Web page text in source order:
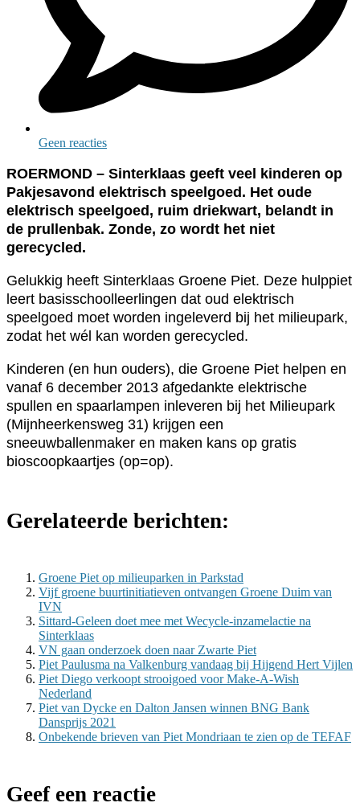
Geen reacties
ROERMOND – Sinterklaas geeft veel kinderen op
Pakjesavond elektrisch speelgoed. Het oude
elektrisch speelgoed, ruim driekwart, belandt in
de prullenbak. Zonde, zo wordt het niet
gerecycled.
Gelukkig heeft Sinterklaas Groene Piet. Deze hulppiet
leert basisschoolleerlingen dat oud elektrisch
speelgoed moet worden ingeleverd bij het milieupark,
zodat het wél kan worden gerecycled.
Kinderen (en hun ouders), die Groene Piet helpen en
vanaf 6 december 2013 afgedankte elektrische
spullen en spaarlampen inleveren bij het Milieupark
(Mijnheerkensweg 31) krijgen een
sneeuwballenmaker en maken kans op gratis
bioscoopkaartjes (op=op).
Gerelateerde berichten:
Groene Piet op milieuparken in Parkstad
Vijf groene buurtinitiatieven ontvangen Groene Duim van
IVN
Sittard-Geleen doet mee met Wecycle-inzamelactie na
Sinterklaas
VN gaan onderzoek doen naar Zwarte Piet
Piet Paulusma na Valkenburg vandaag bij Hijgend Hert Vijlen
Piet Diego verkoopt strooigoed voor Make-A-Wish
Nederland
Piet van Dycke en Dalton Jansen winnen BNG Bank
Dansprijs 2021
Onbekende brieven van Piet Mondriaan te zien op de TEFAF
Geef een reactie